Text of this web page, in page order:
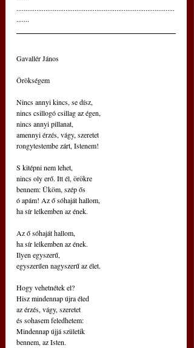
.......................................................................................
.......
Gavallér János
Örökségem
Nincs annyi kincs, se dísz,
nincs csillogó csillag az égen,
nincs annyi pillanat,
amennyi érzés, vágy, szeretet
rongytestembe zárt, Istenem!
S kitépni nem lehet,
nincs oly erő. Itt él, örökre
bennem: Üköm, szép ős
ó apám! Az ő sóhaját hallom,
ha sír lelkemben az ének.
Az ő sóhaját hallom,
ha sír lelkemben az ének.
Ilyen egyszerű,
egyszerűen nagyszerű az élet.
Hogy vehetnétek el?
Hisz mindennap újra éled
az érzés, vágy, szeretet
és sohasem feledhetem:
Mindennap újjá születik
bennem, az Isten.